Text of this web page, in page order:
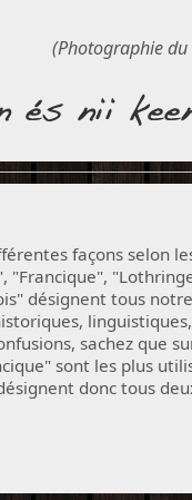
(Photographie
façons selon
"Francique",
désignent tous notre
linguistiques,
sachez que
sont les plus
donc tous